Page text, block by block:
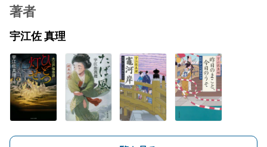
著者
宇江佐 真理